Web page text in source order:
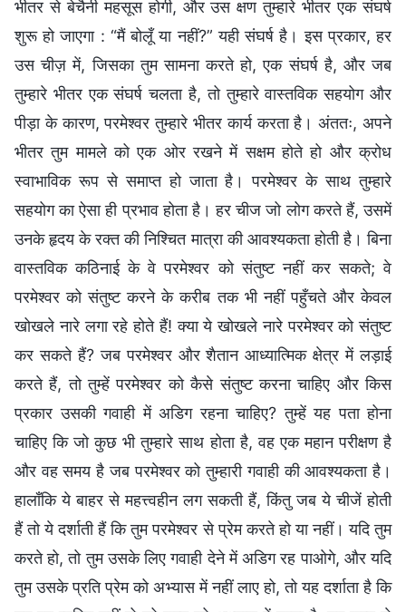
भीतर से बेचैनी महसूस होगी, और उस क्षण तुम्हारे भीतर एक संघर्ष
शुरू हो जाएगा : “मैं बोलूँ या नहीं?” यही संघर्ष है। इस प्रकार, हर
उस चीज़ में, जिसका तुम सामना करते हो, एक संघर्ष है, और जब
तुम्हारे भीतर एक संघर्ष चलता है, तो तुम्हारे वास्तविक सहयोग और
पीड़ा के कारण, परमेश्वर तुम्हारे भीतर कार्य करता है। अंततः, अपने
भीतर तुम मामले को एक ओर रखने में सक्षम होते हो और क्रोध
स्वाभाविक रूप से समाप्त हो जाता है। परमेश्वर के साथ तुम्हारे
सहयोग का ऐसा ही प्रभाव होता है। हर चीज जो लोग करते हैं, उसमें
उनके हृदय के रक्त की निश्चित मात्रा की आवश्यकता होती है। बिना
वास्तविक कठिनाई के वे परमेश्वर को संतुष्ट नहीं कर सकते; वे
परमेश्वर को संतुष्ट करने के करीब तक भी नहीं पहुँचते और केवल
खोखले नारे लगा रहे होते हैं! क्या ये खोखले नारे परमेश्वर को संतुष्ट
कर सकते हैं? जब परमेश्वर और शैतान आध्यात्मिक क्षेत्र में लड़ाई
करते हैं, तो तुम्हें परमेश्वर को कैसे संतुष्ट करना चाहिए और किस
प्रकार उसकी गवाही में अडिग रहना चाहिए? तुम्हें यह पता होना
चाहिए कि जो कुछ भी तुम्हारे साथ होता है, वह एक महान परीक्षण है
और वह समय है जब परमेश्वर को तुम्हारी गवाही की आवश्यकता है।
हालाँकि ये बाहर से महत्त्वहीन लग सकती हैं, किंतु जब ये चीजें होती
हैं तो ये दर्शाती हैं कि तुम परमेश्वर से प्रेम करते हो या नहीं। यदि तुम
करते हो, तो तुम उसके लिए गवाही देने में अडिग रह पाओगे, और यदि
तुम उसके प्रति प्रेम को अभ्यास में नहीं लाए हो, तो यह दर्शाता है कि